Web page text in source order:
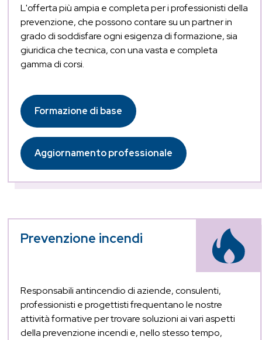
L'offerta più ampia e completa per i professionisti della
prevenzione, che possono contare su un partner in
grado di soddisfare ogni esigenza di formazione, sia
giuridica che tecnica, con una vasta e completa
gamma di corsi.
Formazione di base
Aggiornamento professionale
Prevenzione incendi
Responsabili antincendio di aziende, consulenti,
professionisti e progettisti frequentano le nostre
attività formative per trovare soluzioni ai vari aspetti
della prevenzione incendi e, nello stesso tempo,